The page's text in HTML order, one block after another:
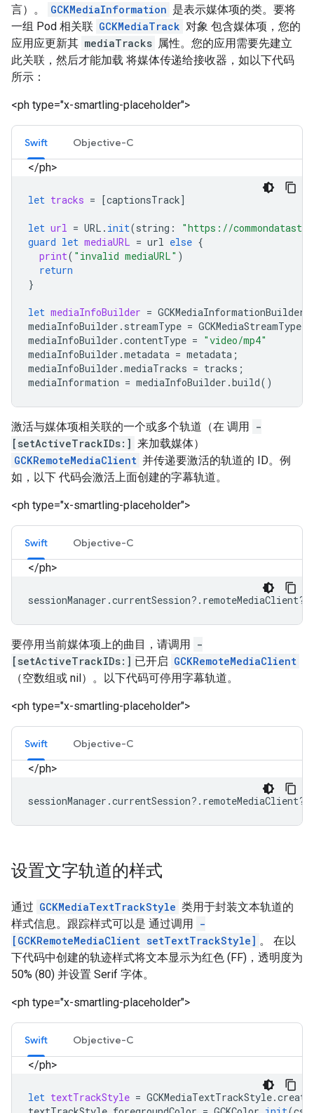
言）。
GCKMediaInformation 是表示媒体项的类。要将
一组 Pod 相关联 GCKMediaTrack 对象 包含媒体项，您的
应用应更新其 mediaTracks 属性。您的应用需要先建立
此关联，然后才能加载 将媒体传递给接收器，如以下代码
所示：
<ph type="x-smartling-placeholder">
Swift Objective-C
</ph>
let tracks = [captionsTrack]
let url = URL . init(string :
"https://
guard let mediaURL = url else {
print( "invalid mediaURL" )
return
}
let mediaInfoBuilder = GCKMediaInformationBuilder
mediaInfoBuilder . streamType = GCKMediaStreamType
mediaInfoBuilder .contentType = "video/mp4"
mediaInfoBuilder .metadata = metadata ;
mediaInfoBuilder .mediaTracks = tracks ;
mediaInformation = mediaInfoBuilder .build()
激活与媒体项相关联的一个或多个轨道（在 调用 -
[setActiveTrackIDs:] 来加载媒体）
GCKRemoteMediaClient 并传递要激活的轨道的 ID。例
如，以下 代码会激活上面创建的字幕轨道。
<ph type="x-smartling-placeholder">
Swift Objective-C
</ph>
sessionManager .currentSession?. remoteMediaClient?.
要停用当前媒体项上的曲目，请调用 -
[setActiveTrackIDs:] 已开启 GCKRemoteMediaClient
（空数组或 nil）。以下代码可停用字幕轨道。
<ph type="x-smartling-placeholder">
Swift Objective-C
</ph>
sessionManager .currentSession?. remoteMediaClient?.
设置文字轨道的样式
通过 GCKMediaTextTrackStyle 类用于封装文本轨道的
样式信息。跟踪样式可以是 通过调用 -
[GCKRemoteMediaClient setTextTrackStyle] 。 在以
下代码中创建的轨迹样式将文本显示为红色 (FF)，透明度为
50% (80) 并设置 Serif 字体。
<ph type="x-smartling-placeholder">
Swift Objective-C
</ph>
let textTrackStyle = GCKMediaTextTrackStyle.